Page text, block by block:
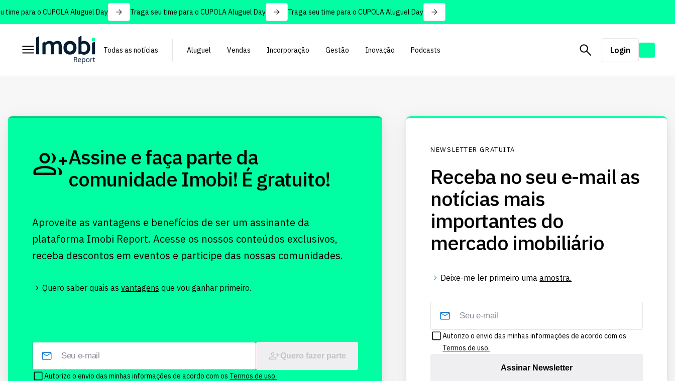
para o CUPOLA Aluguel Day Traga seu time para o CUPOLA Aluguel Day Traga seu time para o CUPOLA Aluguel Day
Todas as notícias Aluguel Vendas Incorporação Gestão Inovação Podcasts Login
Assine e faça parte da
comunidade Imobi! É gratuito!
Aproveite as vantagens e benefícios de ser um assinante da
plataforma Imobi Report. Acesse os nossos conteúdos exclusivos,
receba descontos em eventos e participe das nossas comunidades.
Quero saber quais as vantagens que vou ganhar primeiro.
Quero fazer parte
Autorizo o envio das minhas informações de acordo com os Termos de uso.
NEWSLETTER GRATUITA
Receba no seu e-mail as
notícias mais
importantes do
mercado imobiliário
Deixe-me ler primeiro umaamostra.
Autorizo o envio das minhas informações de acordo com os
Termos de uso.
Assinar Newsletter